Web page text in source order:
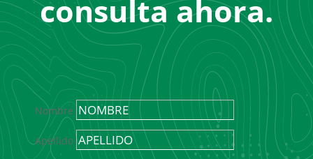
consulta ahora.
Nombre
Apellido